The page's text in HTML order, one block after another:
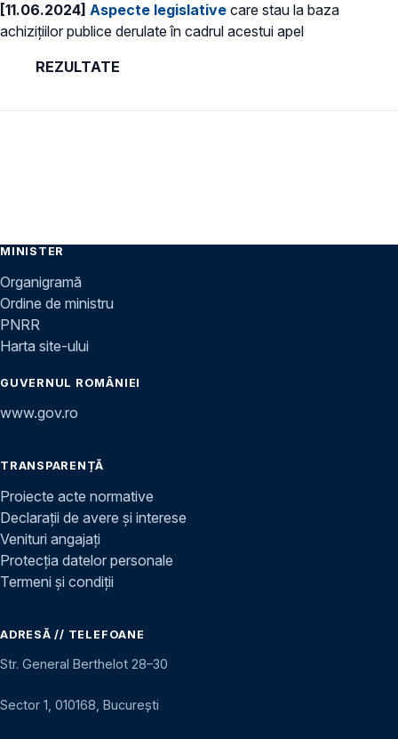
[11.06.2024] Aspecte legislative care stau la baza
achizițiilor publice derulate în cadrul acestui apel
REZULTATE
MINISTER
Organigramă
Ordine de ministru
PNRR
Harta site-ului
GUVERNUL ROMÂNIEI
www.gov.ro
TRANSPARENȚĂ
Proiecte acte normative
Declarații de avere și interese
Venituri angajați
Protecția datelor personale
Termeni și condiții
ADRESĂ // TELEFOANE
Str. General Berthelot 28–30
Sector 1, 010168, București